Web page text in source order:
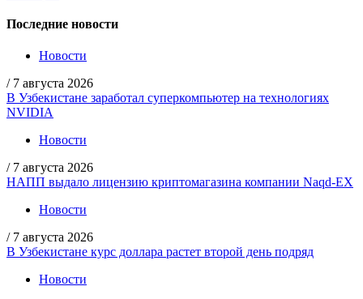
Последние новости
Новости
/ 7 августа 2026
В Узбекистане заработал суперкомпьютер на технологиях
NVIDIA
Новости
/ 7 августа 2026
НАПП выдало лицензию криптомагазина компании Naqd-EX
Новости
/ 7 августа 2026
В Узбекистане курс доллара растет второй день подряд
Новости